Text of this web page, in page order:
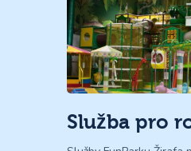
Služba pro